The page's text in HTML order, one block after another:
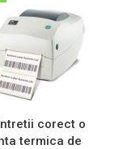
corect o
termica de